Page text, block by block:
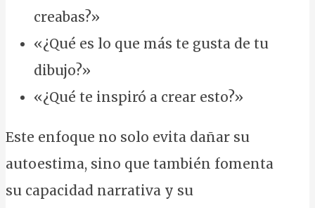
creabas?»
«¿Qué es lo que más te gusta de tu
dibujo?»
«¿Qué te inspiró a crear esto?»
Este enfoque no solo evita dañar su
autoestima, sino que también fomenta
su capacidad narrativa y su